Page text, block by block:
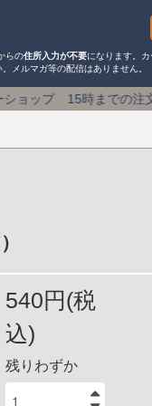
らの住所入力が不要になります。
メルマガ等の配信はありません。
注文は 土日祝も即日
540円(税
込)
残りわずか